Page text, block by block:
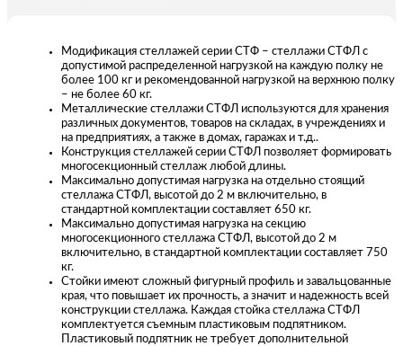
Модификация стеллажей серии СТФ – стеллажи СТФЛ с
допустимой распределенной нагрузкой на каждую полку не
более 100 кг и рекомендованной нагрузкой на верхнюю полку
– не более 60 кг.
Металлические стеллажи СТФЛ используются для хранения
различных документов, товаров на складах, в учреждениях и
на предприятиях, а также в домах, гаражах и т.д..
Конструкция стеллажей серии СТФЛ позволяет формировать
многосекционный стеллаж любой длины.
Максимально допустимая нагрузка на отдельно стоящий
стеллажа СТФЛ, высотой до 2 м включительно, в
стандартной комплектации составляет 650 кг.
Максимально допустимая нагрузка на секцию
многосекционного стеллажа СТФЛ, высотой до 2 м
включительно, в стандартной комплектации составляет 750
кг.
Стойки имеют сложный фигурный профиль и завальцованные
края, что повышает их прочность, а значит и надежность всей
конструкции стеллажа. Каждая стойка стеллажа СТФЛ
комплектуется съемным пластиковым подпятником.
Пластиковый подпятник не требует дополнительной